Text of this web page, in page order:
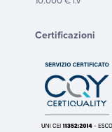
Certificazioni